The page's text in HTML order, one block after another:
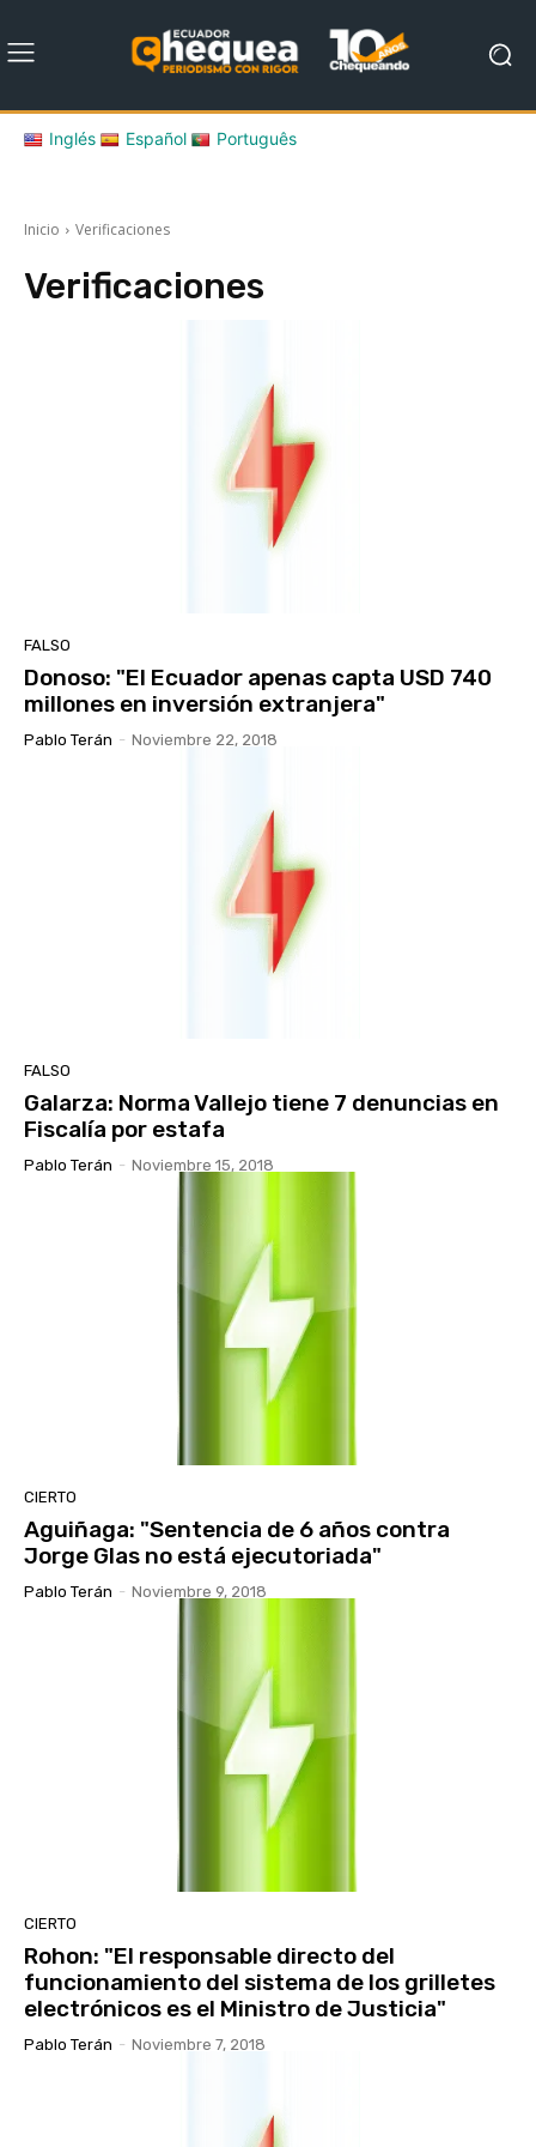
Inglés Español Português
Inicio Verificaciones
Verificaciones
FALSO
Donoso: "El Ecuador apenas capta USD 740
millones en inversión extranjera"
Pablo Terán - Noviembre 22, 2018
FALSO
Galarza: Norma Vallejo tiene 7 denuncias en
Fiscalía por estafa
Pablo Terán - Noviembre 15, 2018
CIERTO
Aguiñaga: "Sentencia de 6 años contra
Jorge Glas no está ejecutoriada"
Pablo Terán - Noviembre 9, 2018
CIERTO
Rohon: "El responsable directo del
funcionamiento del sistema de los grilletes
electrónicos es el Ministro de Justicia"
Pablo Terán - Noviembre 7, 2018